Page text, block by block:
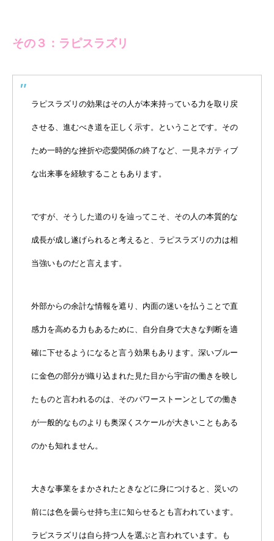
その３：ラピスラズリ
ラピスラズリの効果はその人が本来持っている力を取り戻
させる、進むべき道を正しく示す。ということです。その
ため一時的な挫折や恋愛関係の終了など、一見ネガティブ
な出来事を経験することもあります。
ですが、そうした道のりを辿ってこそ、その人の本質的な
成長が成し遂げられると考えると、ラピスラズリの力は相
当強いものだと言えます。
外部からの余計な情報を遮り、内面の迷いを払うことで直
感力を高める力もあるために、自分自身で大きな判断を適
確に下せるようになると言う効果もあります。深いブルー
に金色の部分が織り込まれた見た目から宇宙の働きを映し
たものと言われるのは、そのパワーストーンとしての働き
が一般的なものよりも奥深くスケールが大きいこともある
のかも知れません。
大きな事業をまかされたときなどに身につけると、災いの
前には色を曇らせ持ち主に知らせるとも言われています。
ラピスラズリは自ら持つ人を選ぶと言われています。も